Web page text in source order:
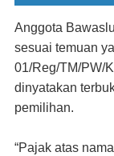
Anggota
sesuai temuan
01/Reg/TM/PW/
dinyatakan
pemilihan.
“Pajak atas